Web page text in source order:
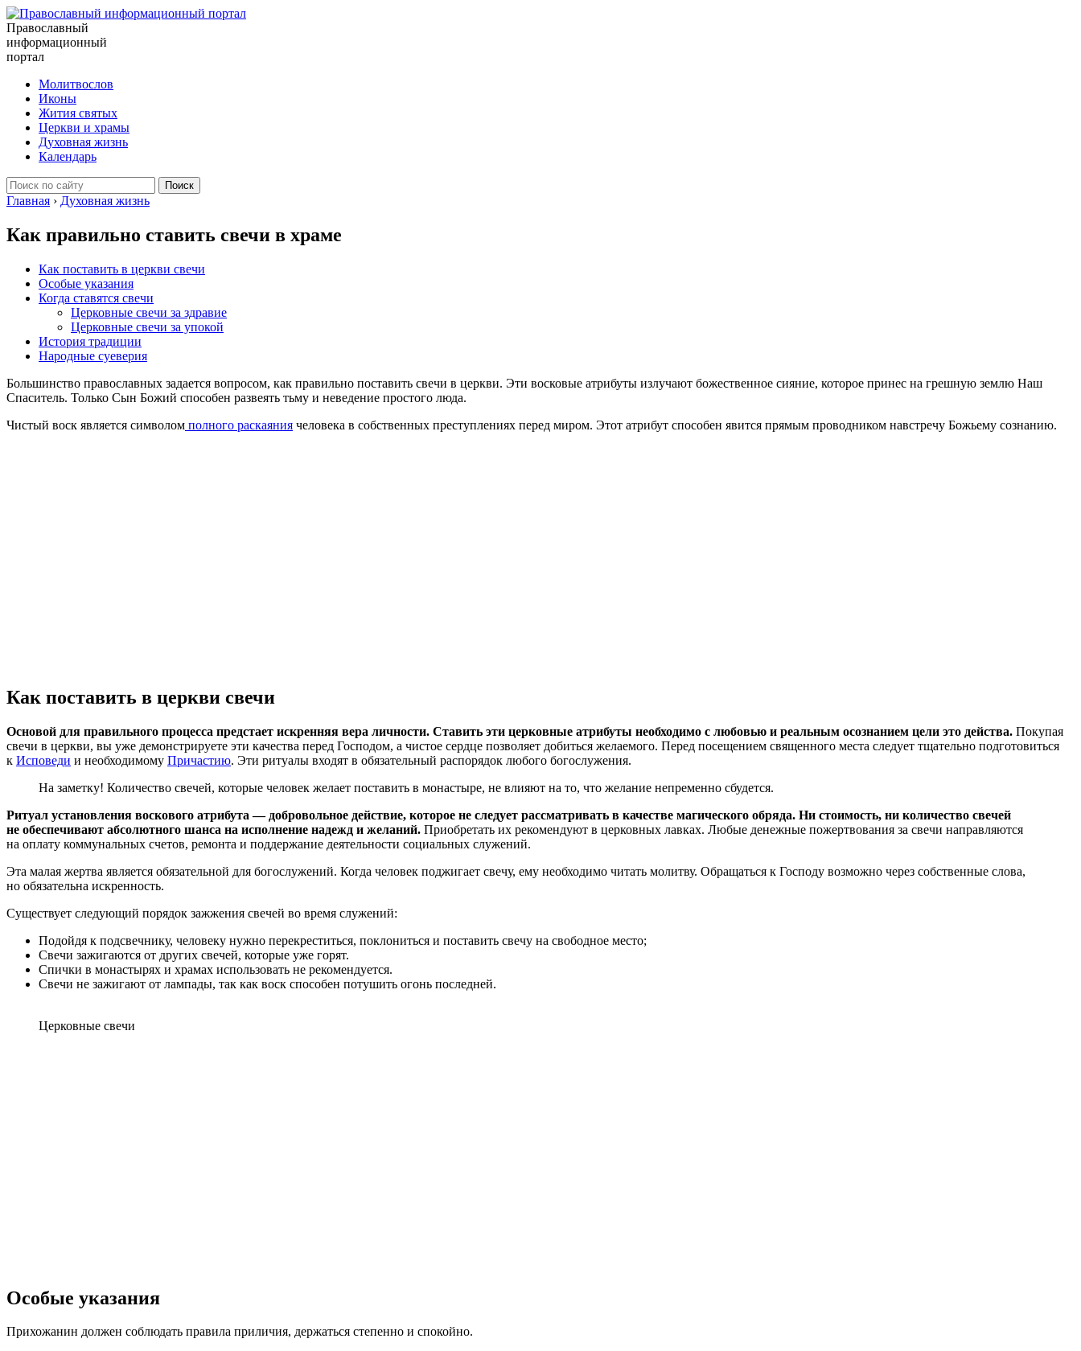
Православный
информационный
портал
Молитвослов
Иконы
Жития святых
Церкви и храмы
Духовная жизнь
Календарь
Главная › Духовная жизнь
Как правильно ставить свечи в храме
Как поставить в церкви свечи
Особые указания
Когда ставятся свечи
Церковные свечи за здравие
Церковные свечи за упокой
История традиции
Народные суеверия
Большинство православных задается вопросом, как правильно поставить свечи в церкви. Эти восковые атрибуты излучают божественное сияние, которое принес на грешную землю Наш
Спаситель. Только Сын Божий способен развеять тьму и неведение простого люда.
Чистый воск является символом полного раскаяния человека в собственных преступлениях перед миром. Этот атрибут способен явится прямым проводником навстречу Божьему сознанию.
Как поставить в церкви свечи
Основой для правильного процесса предстает искренняя вера личности. Ставить эти церковные атрибуты необходимо с любовью и реальным осознанием цели это действа. Покупая
свечи в церкви, вы уже демонстрируете эти качества перед Господом, а чистое сердце позволяет добиться желаемого. Перед посещением священного места следует тщательно подготовиться
к Исповеди и необходимому Причастию. Эти ритуалы входят в обязательный распорядок любого богослужения.
На заметку! Количество свечей, которые человек желает поставить в монастыре, не влияют на то, что желание непременно сбудется.
Ритуал установления воскового атрибута — добровольное действие, которое не следует рассматривать в качестве магического обряда. Ни стоимость, ни количество свечей
не обеспечивают абсолютного шанса на исполнение надежд и желаний. Приобретать их рекомендуют в церковных лавках. Любые денежные пожертвования за свечи направляются
на оплату коммунальных счетов, ремонта и поддержание деятельности социальных служений.
Эта малая жертва является обязательной для богослужений. Когда человек поджигает свечу, ему необходимо читать молитву. Обращаться к Господу возможно через собственные слова,
но обязательна искренность.
Существует следующий порядок зажжения свечей во время служений:
Подойдя к подсвечнику, человеку нужно перекреститься, поклониться и поставить свечу на свободное место;
Свечи зажигаются от других свечей, которые уже горят.
Спички в монастырях и храмах использовать не рекомендуется.
Свечи не зажигают от лампады, так как воск способен потушить огонь последней.
Церковные свечи
Особые указания
Прихожанин должен соблюдать правила приличия, держаться степенно и спокойно.